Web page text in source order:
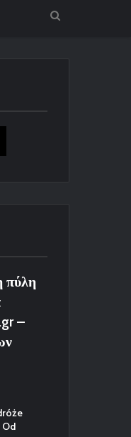
πύλη
–
Od